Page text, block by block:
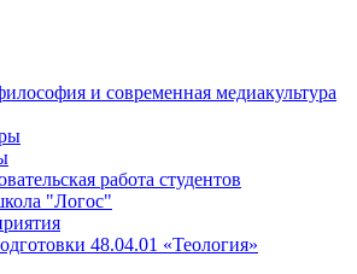
и современная медиакультура
работа студентов
"Логос"
48.04.01 «Теология»